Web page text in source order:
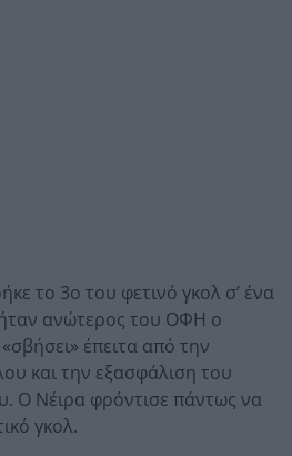
το 3ο του φετινό γκολ σ’ ένα
ανώτερος του ΟΦΗ ο
έπειτα από την
και την εξασφάλιση του
Ο Νέιρα φρόντισε πάντως να
γκολ.